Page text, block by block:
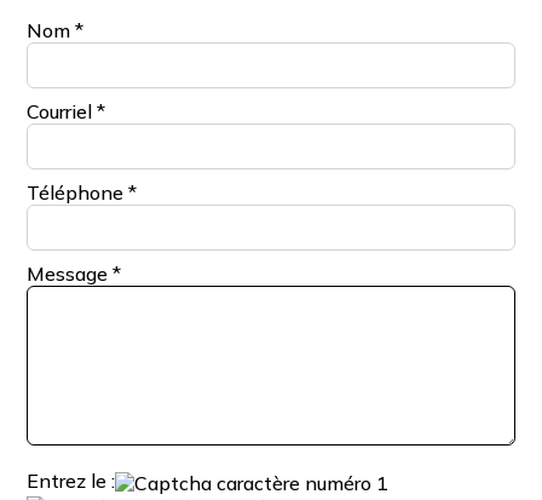
Nom*
Courriel*
Téléphone*
Message*
Entrez le :